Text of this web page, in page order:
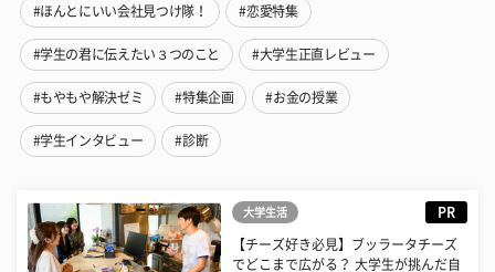
#ほんとにいい会社見つけ隊！ #恋愛特集
#学生の君に伝えたい３つのこと #大学生正直レビュー
#もやもや解決ゼミ #特集企画 #お金の授業
#学生インタビュー #診断
大学生活 PR
【チーズ好き必見】ブッラータチーズ
でどこまで広がる？ 大学生が挑んだ自